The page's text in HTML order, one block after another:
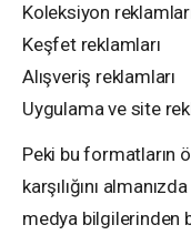
Koleksiyon
Keşfet reklamları
Alışveriş reklamları
Uygulama ve site
Peki bu formatların
karşılığını
medya bilgilerinden